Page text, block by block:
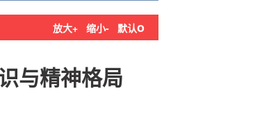
放大+ 缩小- 默认o
与精神格局